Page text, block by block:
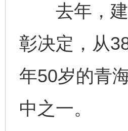
去年，建
彰决定，从
年50岁的青
中之一。